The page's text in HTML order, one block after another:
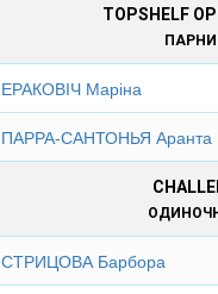
TOPSHELF
ЕРАКОВІЧ Маріна
ПАРРА-САНТОНЬЯ Аранта
СТРИЦОВА Барбора